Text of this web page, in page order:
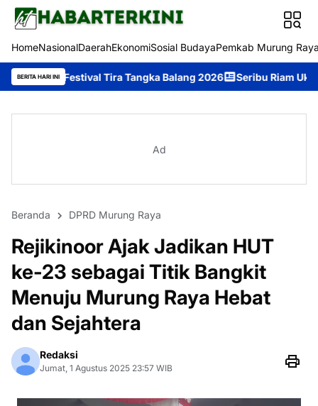
HomeNasionalDaerahEkonomiSosial BudayaPemkab Murung
BERITA HARI INI
Tira Tangka Balang 2026 Seribu Riam Ukir Prestasi di
Ad
Beranda DPRD Murung Raya
Rejikinoor Ajak Jadikan HUT
ke-23 sebagai Titik Bangkit
Menuju Murung Raya Hebat
dan Sejahtera
Redaksi
Jumat, 1 Agustus 2025 23:57 WIB